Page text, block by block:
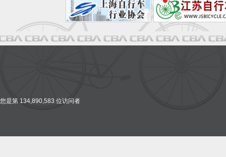
您是第 134,890,583 位访问者